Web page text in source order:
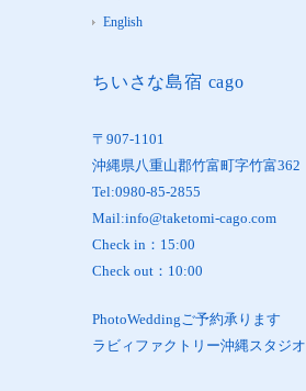
English
ちいさな島宿 cago
〒907-1101
沖縄県八重山郡竹富町字竹富362
Tel:0980-85-2855
Mail:info@taketomi-cago.com
Check in：15:00
Check out：10:00
PhotoWeddingご予約承ります
ラビィファクトリー沖縄スタジオ